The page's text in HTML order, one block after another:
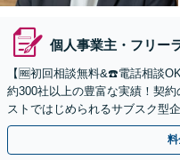
個人事業主・フリー
【🆓初回相談無料&☎️電話相談
約300社以上の豊富な実績！契
ストではじめられるサブスク型
対応。【神田駅4分】
料